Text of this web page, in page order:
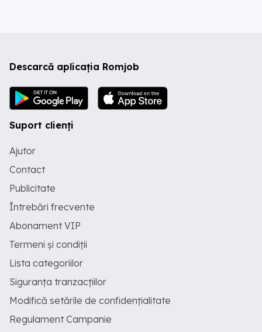
Descarcă aplicația Romjob
Suport clienți
Ajutor
Contact
Publicitate
Întrebări frecvente
Abonament VIP
Termeni și condiții
Lista categoriilor
Siguranța tranzacțiilor
Modifică setările de confidențialitate
Regulament Campanie